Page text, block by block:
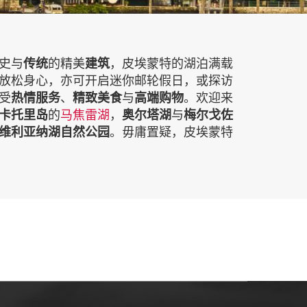
与传统的精美建筑，皮埃蒙特的湖泊满载
松身心，亦可开启迷你邮轮假日，或探访
热情服务、 精致美食与高端购物。欢迎来
托里岛的马焦雷湖， 奥尔塔湖与梅尔戈佐
利亚纳湖自然公园。毋庸置疑，皮埃蒙特